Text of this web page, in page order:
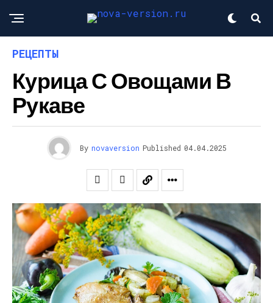
РЕЦЕПТЫ
Курица С Овощами В
Рукаве
By novaversion Published 04.04.2025